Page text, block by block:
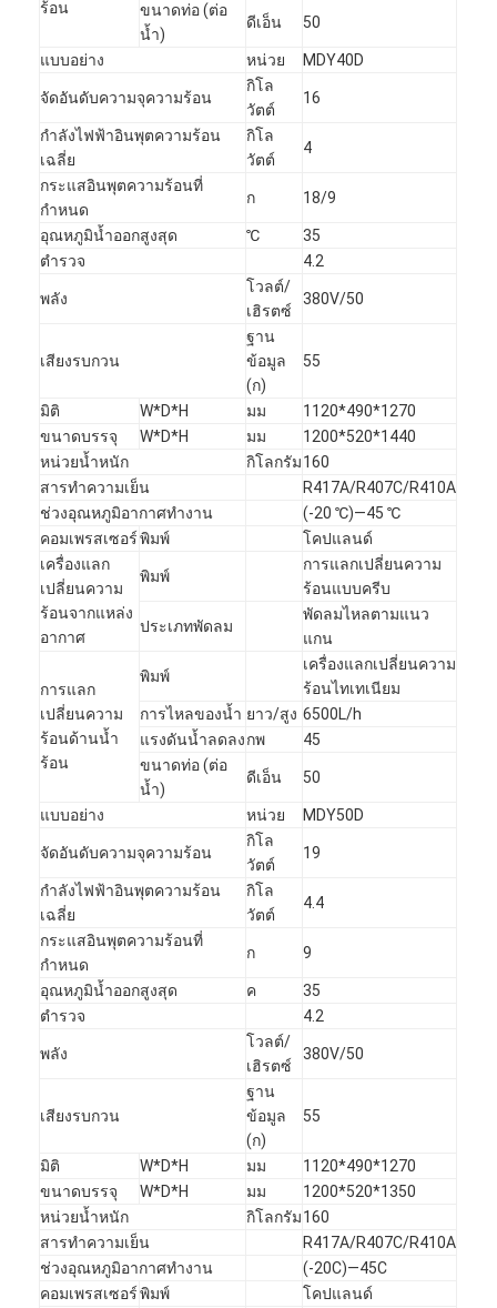
ร้อน
ขนาดท่อ (ต่อ
น้ำ)
ดีเอ็น 50
แบบอย่าง หน่วย MDY40D
จัดอันดับความจุความร้อน
กิโล
วัตต์
16
กำลังไฟฟ้าอินพุตความร้อน
เฉลี่ย
กิโล
วัตต์
4
กระแสอินพุตความร้อนที่
กำหนด
ก 18/9
อุณหภูมิน้ำออกสูงสุด ℃
35
ตำรวจ
4.2
พลัง
โวลต์/
เฮิรตซ์
380V/50
เสียงรบกวน
ฐาน
ข้อมูล
(ก)
55
มิติ W*D*H มม
1120*490*1270
ขนาดบรรจุ
W*D*H มม
1200*520*1440
หน่วยน้ำหนัก
กิโลกรัม160
สารทำความเย็น
R417A/R407C/R410A
ช่วงอุณหภูมิอากาศทำงาน
(-20 ℃)—45 ℃
คอมเพรสเซอร์ พิมพ์
โคปแลนด์
เครื่องแลก
เปลี่ยนความ
ร้อนจากแหล่ง
อากาศ
พิมพ์
การแลกเปลี่ยนความ
ร้อนแบบครีบ
ประเภทพัดลม
พัดลมไหลตามแนว
แกน
การแลก
เปลี่ยนความ
ร้อนด้านน้ำ
ร้อน
พิมพ์
เครื่องแลกเปลี่ยนความ
ร้อนไทเทเนียม
การไหลของน้ำ ยาว/สูง 6500L/h
แรงดันน้ำลดลงกพ
45
ขนาดท่อ (ต่อ
น้ำ)
ดีเอ็น 50
แบบอย่าง หน่วย MDY50D
จัดอันดับความจุความร้อน
กิโล
วัตต์
19
กำลังไฟฟ้าอินพุตความร้อน
เฉลี่ย
กิโล
วัตต์
4.4
กระแสอินพุตความร้อนที่
กำหนด
ก 9
อุณหภูมิน้ำออกสูงสุด ค
35
ตำรวจ
4.2
พลัง
โวลต์/
เฮิรตซ์
380V/50
เสียงรบกวน
ฐาน
ข้อมูล
(ก)
55
มิติ W*D*H มม
1120*490*1270
ขนาดบรรจุ
W*D*H มม
1200*520*1350
หน่วยน้ำหนัก
กิโลกรัม160
สารทำความเย็น
R417A/R407C/R410A
ช่วงอุณหภูมิอากาศทำงาน
(-20C)—45C
คอมเพรสเซอร์ พิมพ์
โคปแลนด์